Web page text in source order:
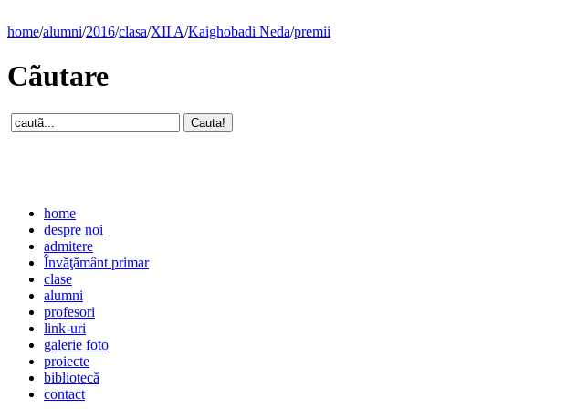
home/alumni/2016/clasa/XII A/Kaighobadi Neda/premii
Cãutare
home
despre noi
admitere
Învăţământ primar
clase
alumni
profesori
link-uri
galerie foto
proiecte
bibliotecă
contact